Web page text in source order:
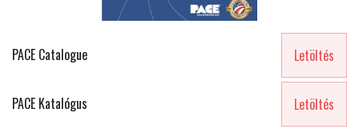
PACE Catalogue Letöltés
PACE Katalógus Letöltés